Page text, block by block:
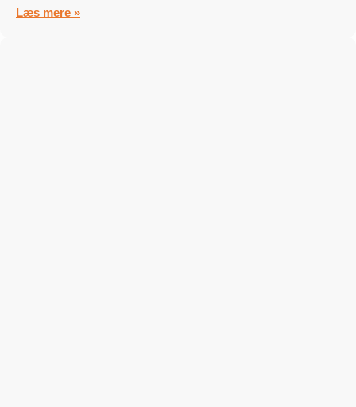
Læs mere »